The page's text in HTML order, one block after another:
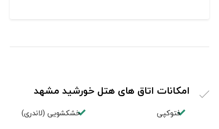
امکانات اتاق های هتل خورشید مشهد
فتوکپی خشکشویی (لاندری)